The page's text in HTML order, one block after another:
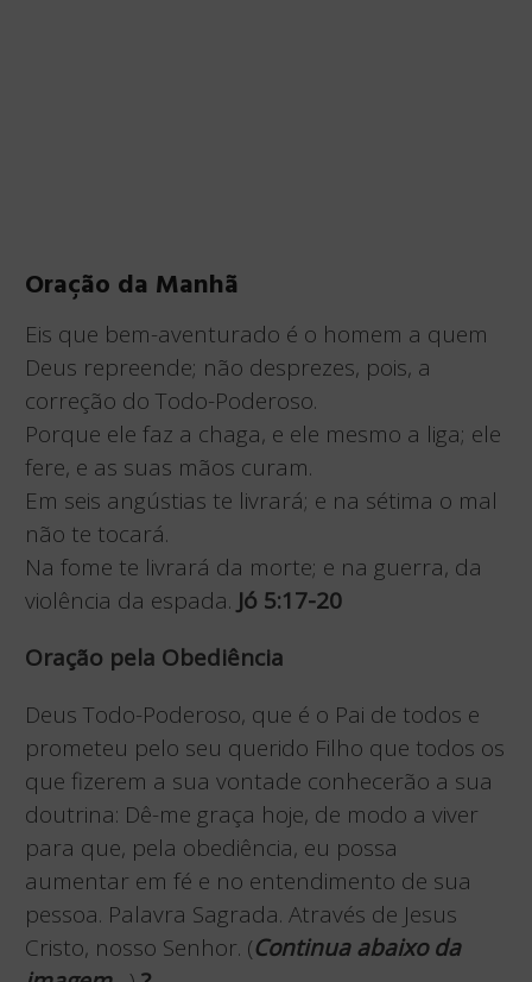
Oração da Manhã
Eis que bem-aventurado é o homem a quem
Deus repreende; não desprezes, pois, a
correção do Todo-Poderoso.
Porque ele faz a chaga, e ele mesmo a liga; ele
fere, e as suas mãos curam.
Em seis angústias te livrará; e na sétima o mal
não te tocará.
Na fome te livrará da morte; e na guerra, da
violência da espada. Jó 5:17-20
Oração pela Obediência
Deus Todo-Poderoso, que é o Pai de todos e
prometeu pelo seu querido Filho que todos os
que fizerem a sua vontade conhecerão a sua
doutrina: Dê-me graça hoje, de modo a viver
para que, pela obediência, eu possa
aumentar em fé e no entendimento de sua
pessoa. Palavra Sagrada. Através de Jesus
Cristo, nosso Senhor. (Continua abaixo da